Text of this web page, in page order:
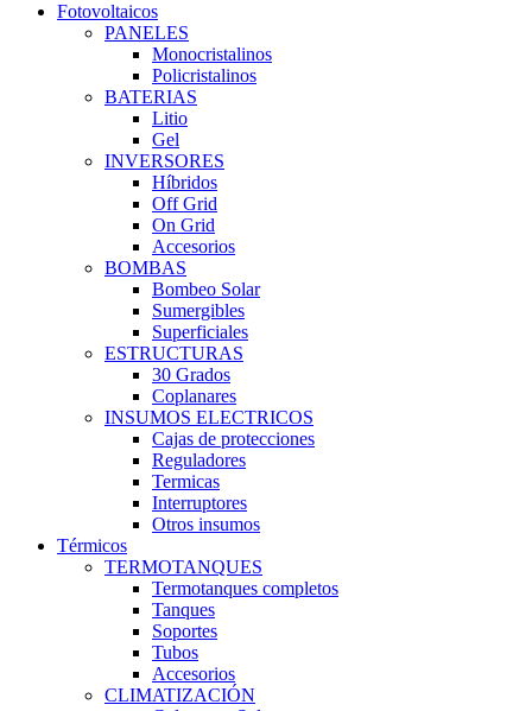
Fotovoltaicos
PANELES
Monocristalinos
Policristalinos
BATERIAS
Litio
Gel
INVERSORES
Híbridos
Off Grid
On Grid
Accesorios
BOMBAS
Bombeo Solar
Sumergibles
Superficiales
ESTRUCTURAS
30 Grados
Coplanares
INSUMOS ELECTRICOS
Cajas de protecciones
Reguladores
Termicas
Interruptores
Otros insumos
Térmicos
TERMOTANQUES
Termotanques completos
Tanques
Soportes
Tubos
Accesorios
CLIMATIZACIÓN